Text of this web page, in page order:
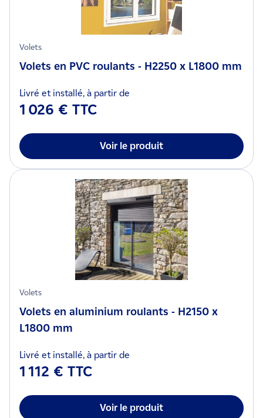
Volets
Volets en PVC roulants - H2250 x L1800 mm
Livré et installé, à partir de
1 026 € TTC
Voir le produit
Volets
Volets en aluminium roulants - H2150 x
L1800 mm
Livré et installé, à partir de
1 112 € TTC
Voir le produit